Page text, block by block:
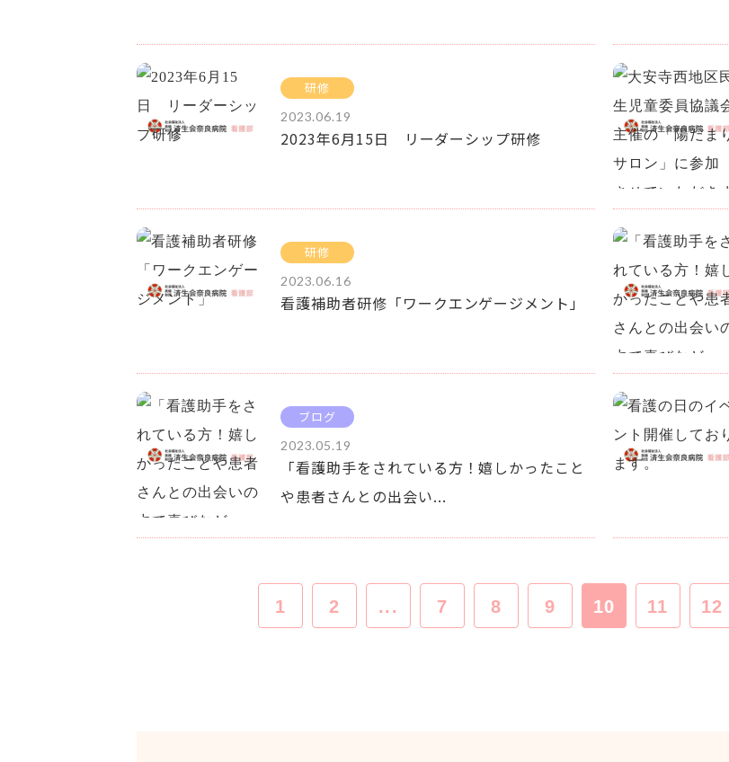
研修
2023.06.19
2023年6月15日 リーダーシップ研修
研修
2023.06.16
看護補助者研修「ワークエンゲージメント」
ブログ
2023.05.19
「看護助手をされている方！嬉しかったこと
や患者さんとの出会い...
1 2 ... 7 8 9 10 11 12